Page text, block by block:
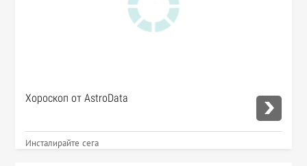
Хороскоп от AstroData
Инсталирайте сега